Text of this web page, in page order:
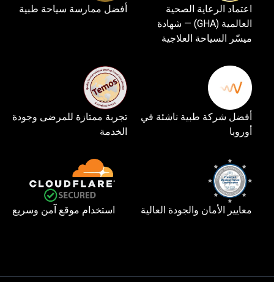
اعتماد الرعاية الصحية
العالمية (GHA) — شهادة
ميسّر السياحة العلاجية
أفضل ممارسة سياحة طبية
أفضل شركة طبية ناشئة في
أوروبا
تجربة ممتازة للمرضى وجودة
الخدمة
معايير الأمان والجودة العالية استخدام موقع آمن وسريع